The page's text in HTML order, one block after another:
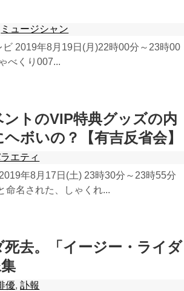
ミュージシャン
ビ 2019年8月19日(月)22時00分～23時00
べくり007...
トのVIP特典グッズの内
ボいの？【有吉反省会】
エティ
年8月17日(土) 23時30分～23時55分
命名された、しゃくれ...
去。「イージー・ライダ
優,訃報